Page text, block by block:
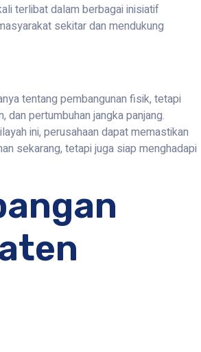
terlibat dalam berbagai inisiatif
sekitar dan mendukung
tentang pembangunan fisik, tetapi
pertumbuhan jangka panjang.
ini, perusahaan dapat memastikan
sekarang, tetapi juga siap menghadapi